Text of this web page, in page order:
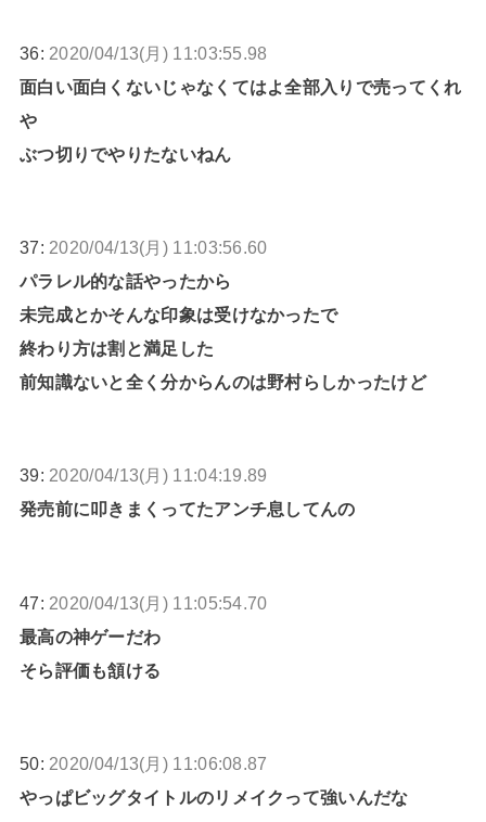
36: 2020/04/13(月) 11:03:55.98
面白い面白くないじゃなくてはよ全部入りで売ってくれ
や
ぶつ切りでやりたないねん
37: 2020/04/13(月) 11:03:56.60
パラレル的な話やったから
未完成とかそんな印象は受けなかったで
終わり方は割と満足した
前知識ないと全く分からんのは野村らしかったけど
39: 2020/04/13(月) 11:04:19.89
発売前に叩きまくってたアンチ息してんの
47: 2020/04/13(月) 11:05:54.70
最高の神ゲーだわ
そら評価も頷ける
50: 2020/04/13(月) 11:06:08.87
やっぱビッグタイトルのリメイクって強いんだな